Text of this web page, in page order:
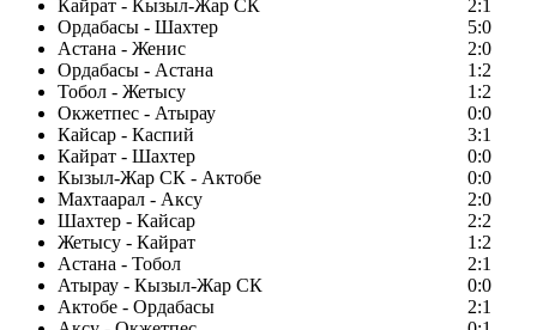
Кайрат - Кызыл-Жар СК
2:1
Ордабасы - Шахтер
5:0
Астана - Женис
2:0
Ордабасы - Астана
1:2
Тобол - Жетысу
1:2
Окжетпес - Атырау
0:0
Кайсар - Каспий
3:1
Кайрат - Шахтер
0:0
Кызыл-Жар СК - Актобе
0:0
Махтаарал - Аксу
2:0
Шахтер - Кайсар
2:2
Жетысу - Кайрат
1:2
Астана - Тобол
2:1
Атырау - Кызыл-Жар СК
0:0
Актобе - Ордабасы
2:1